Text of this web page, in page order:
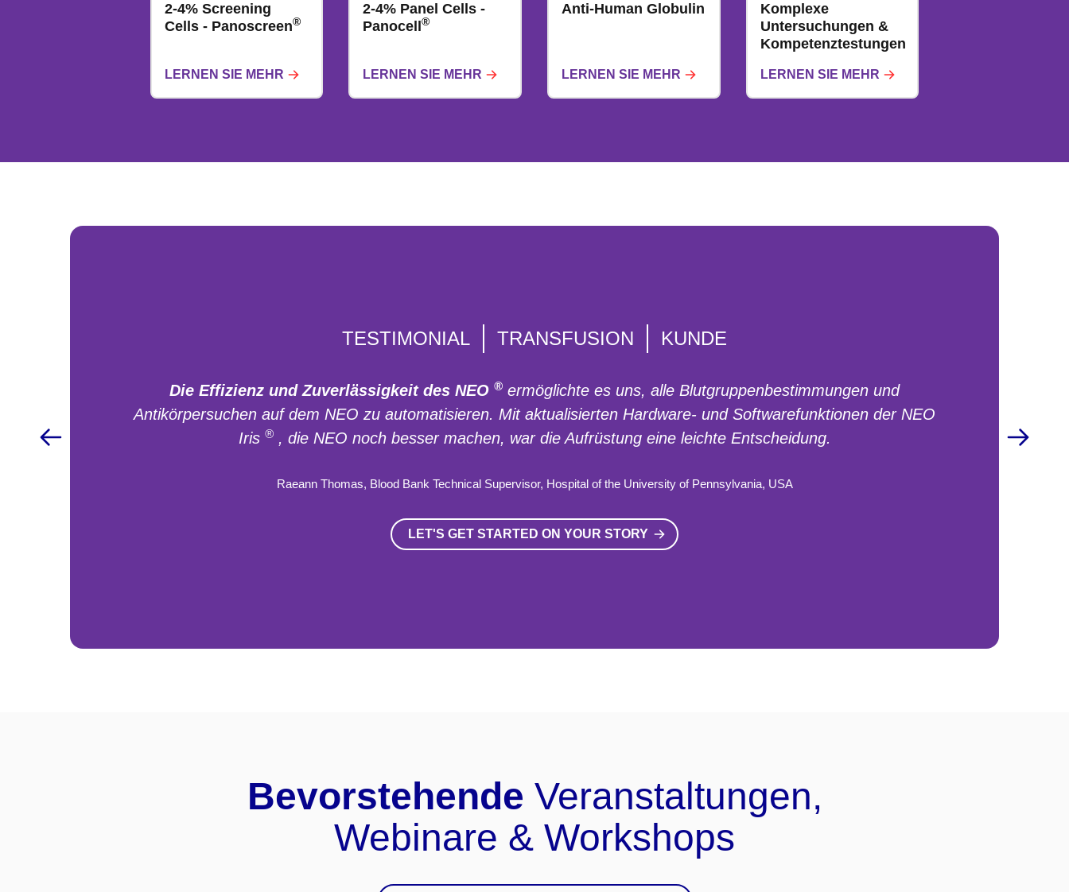
2-4% Screening
Cells - Panoscreen®
LERNEN SIE MEHR
2-4% Panel Cells -
Panocell®
LERNEN SIE MEHR
Anti-Human Globulin
LERNEN SIE MEHR
Komplexe
Untersuchungen &
Kompetenztestungen
LERNEN SIE MEHR
TESTIMONIAL TRANSFUSION KUNDE
Die Effizienz und Zuverlässigkeit des NEO ® ermöglichte es uns, alle Blutgruppenbestimmungen und
Antikörpersuchen auf dem NEO zu automatisieren. Mit aktualisierten Hardware- und Softwarefunktionen der NEO
Iris ®, die NEO noch besser machen, war die Aufrüstung eine leichte Entscheidung.
Raeann Thomas, Blood Bank Technical Supervisor, Hospital of the University of Pennsylvania, USA
LET'S GET STARTED ON YOUR STORY
Bevorstehende Veranstaltungen,
Webinare & Workshops